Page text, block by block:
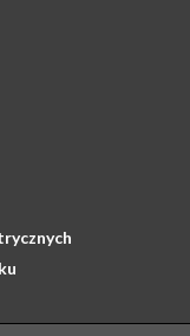
761 524